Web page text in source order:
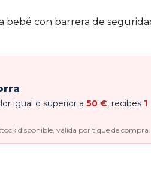
bebé con barrera de
igual o superior a 50 €, recibes 1
disponible, válida por tique de compra.